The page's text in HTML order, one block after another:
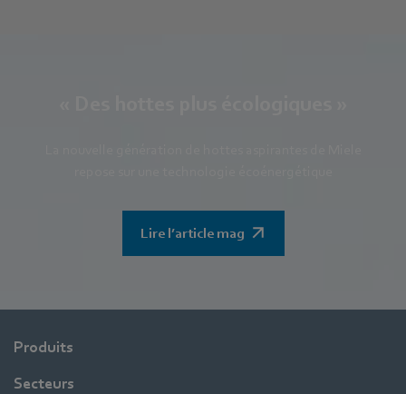
Lire l’article mag
Produits
Secteurs